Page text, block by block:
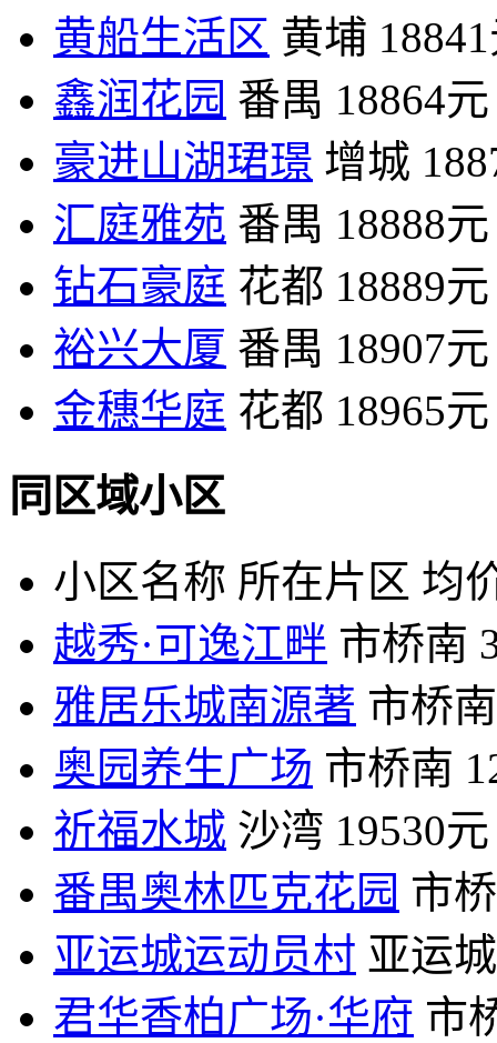
黄船生活区 黄埔
鑫润花园 番禺 18864元
豪进山湖珺璟 增城
汇庭雅苑 番禺 18888元
钻石豪庭 花都 18889元
裕兴大厦 番禺 18907元
金穗华庭 花都 18965元
同区域小区
小区名称 所在片区 均
越秀·可逸江畔 市桥南
雅居乐城南源著 市桥南
奥园养生广场 市桥南
祈福水城 沙湾 19530元
番禺奥林匹克花园 市
亚运城运动员村 亚运城
君华香柏广场·华府 市